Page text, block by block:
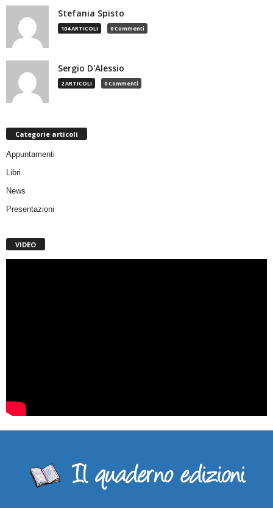
Stefania Spisto
104 ARTICOLI 0 Commenti
Sergio D'Alessio
2 ARTICOLI 0 Commenti
Categorie articoli
Appuntamenti
Libri
News
Presentazioni
VIDEO